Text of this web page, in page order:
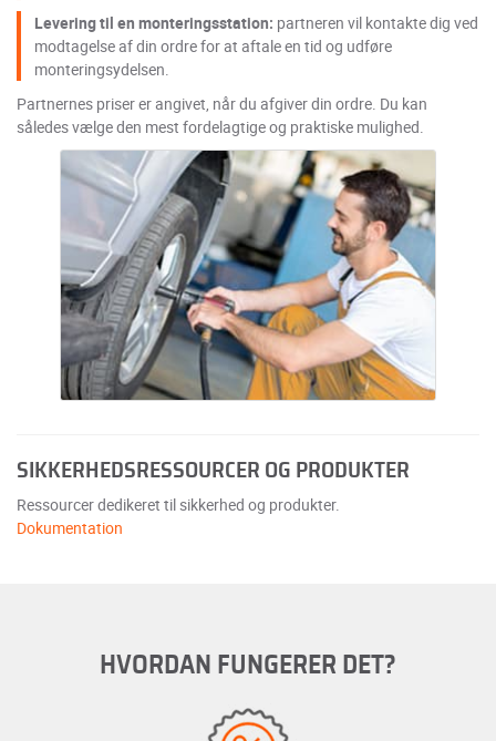
Levering til en monteringsstation: partneren vil kontakte dig ved
modtagelse af din ordre for at aftale en tid og udføre
monteringsydelsen.
Partnernes priser er angivet, når du afgiver din ordre. Du kan
således vælge den mest fordelagtige og praktiske mulighed.
SIKKERHEDSRESSOURCER OG PRODUKTER
Ressourcer dedikeret til sikkerhed og produkter.
Dokumentation
HVORDAN FUNGERER DET?